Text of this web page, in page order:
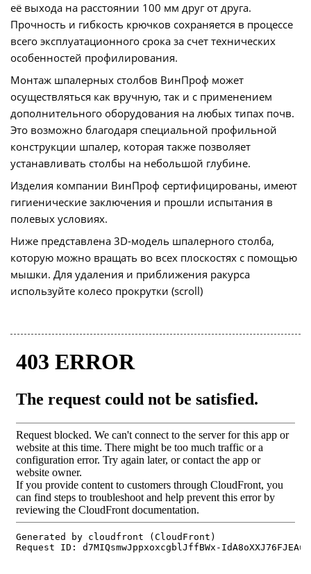
её выхода на расстоянии 100 мм друг от друга.
Прочность и гибкость крючков сохраняется в процессе
всего эксплуатационного срока за счет технических
особенностей профилирования.
Монтаж шпалерных столбов ВинПроф может
осуществляться как вручную, так и с применением
дополнительного оборудования на любых типах почв.
Это возможно благодаря специальной профильной
конструкции шпалер, которая также позволяет
устанавливать столбы на небольшой глубине.
Изделия компании ВинПроф сертифицированы, имеют
гигиенические заключения и прошли испытания в
полевых условиях.
Ниже представлена 3D-модель шпалерного столба,
которую можно вращать во всех плоскостях с помощью
мышки. Для удаления и приближения ракурса
используйте колесо прокрутки (scroll)